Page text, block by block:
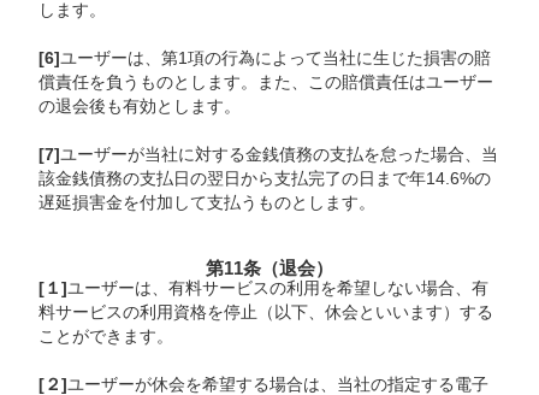
します。
[6]ユーザーは、第1項の行為によって当社に生じた損害の賠
償責任を負うものとします。また、この賠償責任はユーザー
の退会後も有効とします。
[7]ユーザーが当社に対する金銭債務の支払を怠った場合、当
該金銭債務の支払日の翌日から支払完了の日まで年14.6%の
遅延損害金を付加して支払うものとします。
第11条（退会）
[１]ユーザーは、有料サービスの利用を希望しない場合、有
料サービスの利用資格を停止（以下、休会といいます）する
ことができます。
[２]ユーザーが休会を希望する場合は、当社の指定する電子